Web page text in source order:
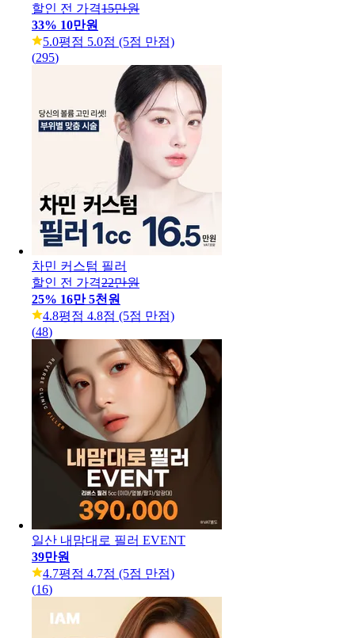
할인 전 가격15만원
33% 10만원
5.0평점 5.0점 (5점 만점)
(295)
차민 커스텀 필러
할인 전 가격22만원
25% 16만 5천원
4.8평점 4.8점 (5점 만점)
(48)
일산 내맘대로 필러 EVENT
39만원
4.7평점 4.7점 (5점 만점)
(16)